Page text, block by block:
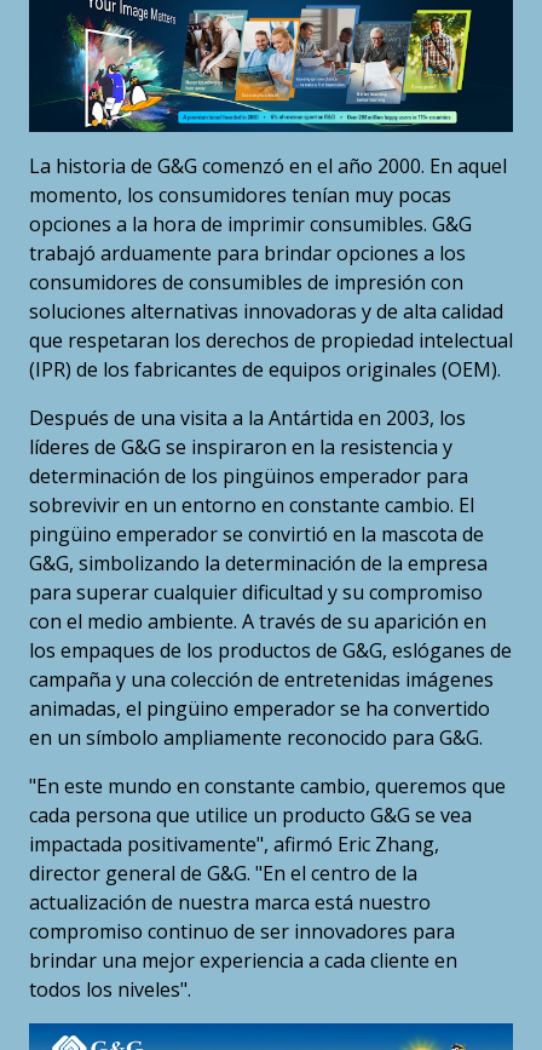
La historia de G&G comenzó en el año 2000. En aquel
momento, los consumidores tenían muy pocas
opciones a la hora de imprimir consumibles. G&G
trabajó arduamente para brindar opciones a los
consumidores de consumibles de impresión con
soluciones alternativas innovadoras y de alta calidad
que respetaran los derechos de propiedad intelectual
(IPR) de los fabricantes de equipos originales (OEM).
Después de una visita a la Antártida en 2003, los
líderes de G&G se inspiraron en la resistencia y
determinación de los pingüinos emperador para
sobrevivir en un entorno en constante cambio. El
pingüino emperador se convirtió en la mascota de
G&G, simbolizando la determinación de la empresa
para superar cualquier dificultad y su compromiso
con el medio ambiente. A través de su aparición en
los empaques de los productos de G&G, eslóganes de
campaña y una colección de entretenidas imágenes
animadas, el pingüino emperador se ha convertido
en un símbolo ampliamente reconocido para G&G.
"En este mundo en constante cambio, queremos que
cada persona que utilice un producto G&G se vea
impactada positivamente", afirmó Eric Zhang,
director general de G&G. "En el centro de la
actualización de nuestra marca está nuestro
compromiso continuo de ser innovadores para
brindar una mejor experiencia a cada cliente en
todos los niveles".